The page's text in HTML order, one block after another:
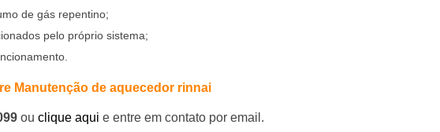
de gás repentino;
pelo próprio sistema;
Manutenção de aquecedor rinnai
ou clique aqui e entre em contato por email.